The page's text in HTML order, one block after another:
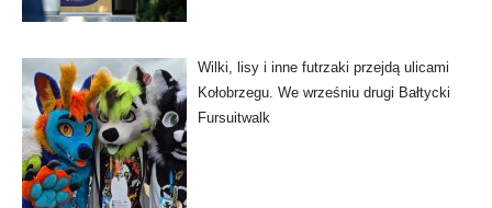
Wilki, lisy i inne futrzaki przejdą ulicami
Kołobrzegu. We wrześniu drugi Bałtycki
Fursuitwalk